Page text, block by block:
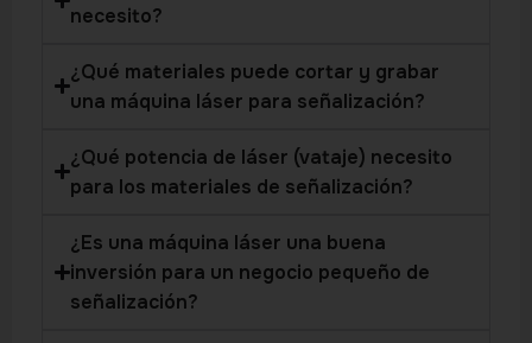
necesito?
¿Qué materiales puede cortar y grabar
una máquina láser para señalización?
¿Qué potencia de láser (vataje) necesito
para los materiales de señalización?
¿Es una máquina láser una buena
inversión para un negocio pequeño de
señalización?